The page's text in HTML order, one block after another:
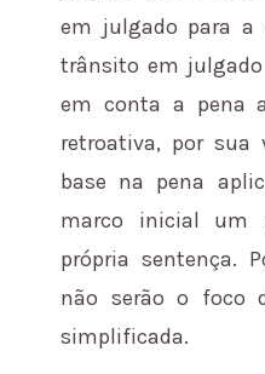
em julgado para a
trânsito em
em conta a pena
retroativa, por sua
base na pena
marco inicial um
própria sentença.
não serão o foco
simplificada.